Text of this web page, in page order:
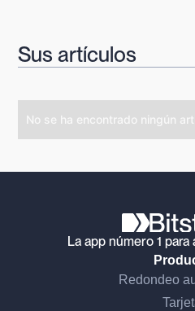
Sus artículos
No se ha encontrado ningún
La app número 1
Redondeo